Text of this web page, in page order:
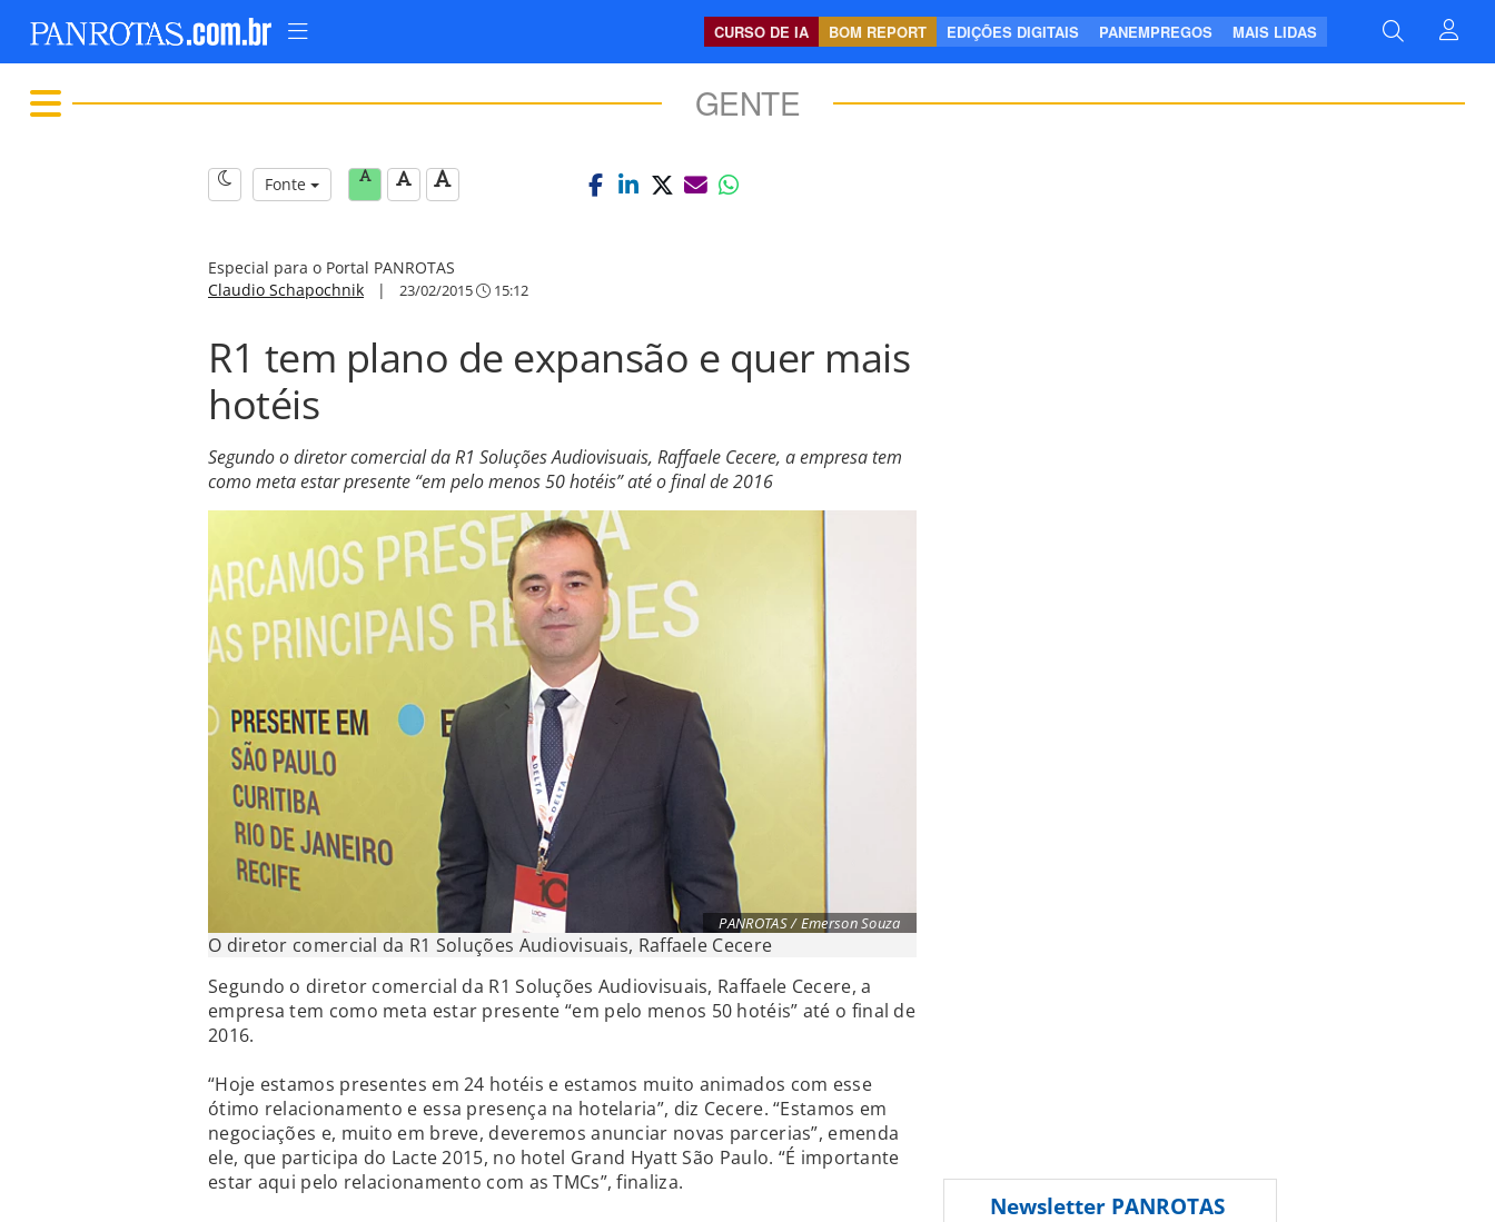
CURSO DE IA BOM REPORT EDIÇÕES DIGITAIS PANEMPREGOS MAIS LIDAS
GENTE
Fonte
Especial para o Portal PANROTAS
Claudio Schapochnik | 23/02/2015 15:12
R1 tem plano de expansão e quer mais
hotéis
Segundo o diretor comercial da R1 Soluções Audiovisuais, Raffaele Cecere, a empresa tem
como meta estar presente “em pelo menos 50 hotéis” até o final de 2016
PANROTAS / Emerson Souza
O diretor comercial da R1 Soluções Audiovisuais, Raffaele Cecere
Segundo o diretor comercial da R1 Soluções Audiovisuais, Raffaele Cecere, a
empresa tem como meta estar presente “em pelo menos 50 hotéis” até o final de
2016.
“Hoje estamos presentes em 24 hotéis e estamos muito animados com esse
ótimo relacionamento e essa presença na hotelaria”, diz Cecere. “Estamos em
negociações e, muito em breve, deveremos anunciar novas parcerias”, emenda
ele, que participa do Lacte 2015, no hotel Grand Hyatt São Paulo. “É importante
estar aqui pelo relacionamento com as TMCs”, finaliza.
Newsletter PANROTAS